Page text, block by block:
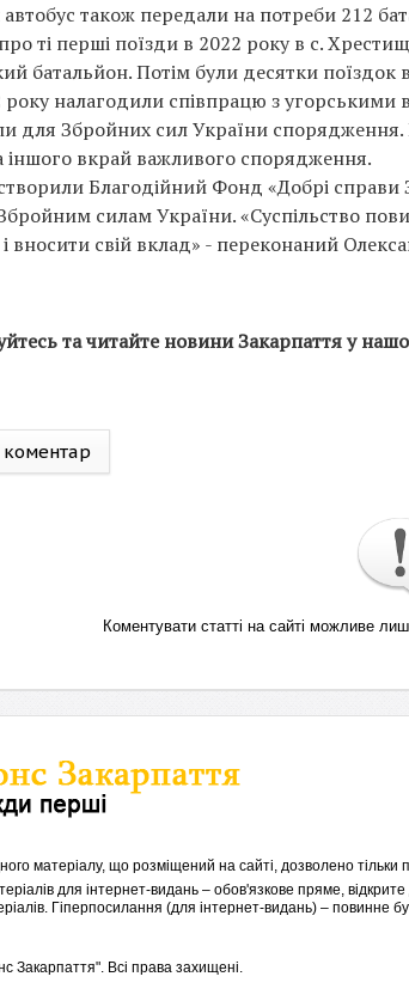
автобус також передали на потреби 212
ті перші поїзди в 2022 року в с.
батальйон. Потім були десятки поїздок
року налагодили співпрацю з
для Збройних сил України спорядження.
іншого вкрай важливого спорядження.
Благодійний Фонд «Добрі справи
силам України. «Суспільство
вносити свій вклад» - переконаний
та читайте новини Закарпаття у
Коментувати статті на сайті можливе
матеріалу, що розміщений на сайті, дозволено
для інтернет-видань – обов'язкове пряме,
Гіперпосилання (для інтернет-видань) – повинне
Закарпаття". Всі права захищені.